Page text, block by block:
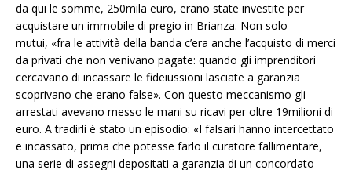
da qui le somme, 250mila euro, erano state investite per
acquistare un immobile di pregio in Brianza. Non solo
mutui, «fra le attività della banda c’era anche l’acquisto di merci
da privati che non venivano pagate: quando gli imprenditori
cercavano di incassare le fideiussioni lasciate a garanzia
scoprivano che erano false». Con questo meccanismo gli
arrestati avevano messo le mani su ricavi per oltre 19milioni di
euro. A tradirli è stato un episodio: «I falsari hanno intercettato
e incassato, prima che potesse farlo il curatore fallimentare,
una serie di assegni depositati a garanzia di un concordato